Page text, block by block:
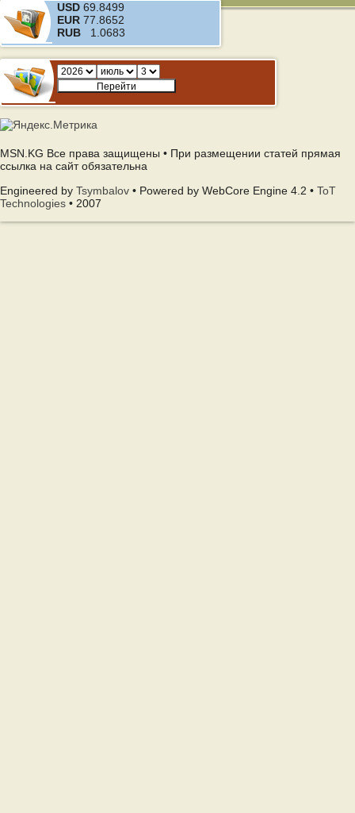
USD 69.8499
EUR 77.8652
RUB 1.0683
MSN.KG Все права защищены • При размещении статей прямая
ссылка на сайт обязательна
Engineered by Tsymbalov • Powered by WebCore Engine 4.2 • ToT
Technologies • 2007